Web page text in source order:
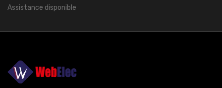
Assistance disponible